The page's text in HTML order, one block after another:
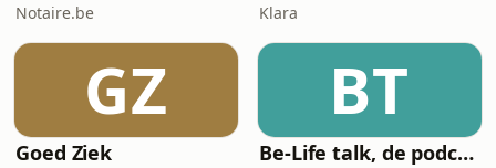
Notaire.be Klara
GZ
Goed Ziek
BT
Be-Life talk, de podcast die de gezondheid van vrouwen in beweging zet!